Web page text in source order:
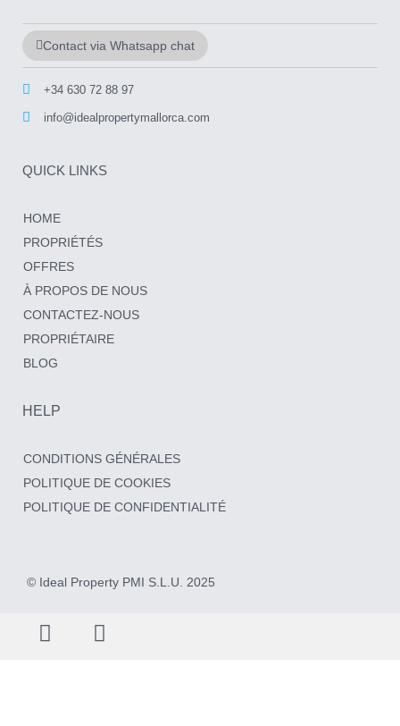
Contact via Whatsapp chat
+34 630 72 88 97
info@idealpropertymallorca.com
QUICK LINKS
HOME
PROPRIÉTÉS
OFFRES
À PROPOS DE NOUS
CONTACTEZ-NOUS
PROPRIÉTAIRE
BLOG
HELP
CONDITIONS GÉNÉRALES
POLITIQUE DE COOKIES
POLITIQUE DE CONFIDENTIALITÉ
© Ideal Property PMI S.L.U. 2025